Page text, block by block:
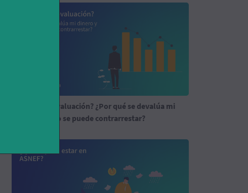
¿Qué es la devaluación? ¿Por qué se devalúa mi
dinero y cómo se puede contrarrestar?